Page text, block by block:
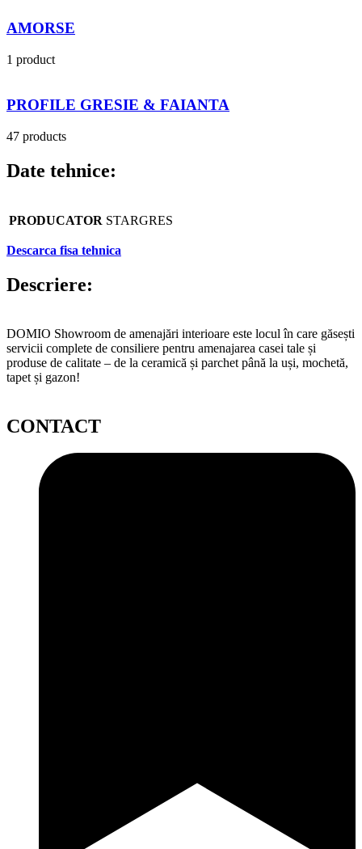
AMORSE
1 product
PROFILE GRESIE & FAIANTA
47 products
Date tehnice:
PRODUCATOR STARGRES
Descarca fisa tehnica
Descriere:
DOMIO Showroom de amenajări interioare este locul în care găsești
servicii complete de consiliere pentru amenajarea casei tale și
produse de calitate – de la ceramică și parchet până la uși, mochetă,
tapet și gazon!
CONTACT